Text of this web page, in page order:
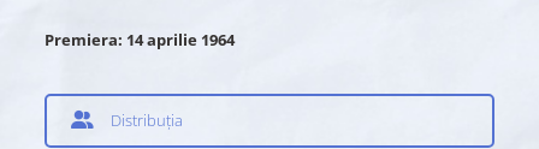
Premiera: 14 aprilie 1964
Distribuția